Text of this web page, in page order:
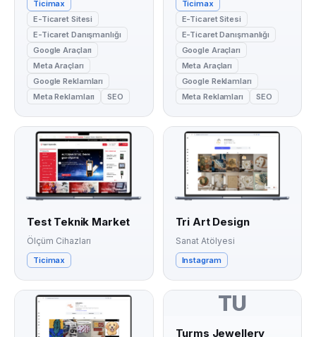
Ticimax
E-Ticaret Sitesi
E-Ticaret Danışmanlığı
Google Araçları
Meta Araçları
Google Reklamları
Meta Reklamları
SEO
Ticimax
E-Ticaret Sitesi
E-Ticaret Danışmanlığı
Google Araçları
Meta Araçları
Google Reklamları
Meta Reklamları
SEO
Test Teknik Market
Ölçüm Cihazları
Ticimax
Tri Art Design
Sanat Atölyesi
Instagram
TU
Turms Jewellery